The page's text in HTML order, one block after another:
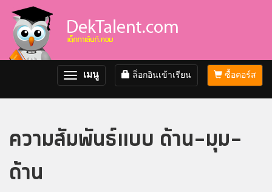
ซื้อคอร์ส
ล็อกอินเข้าเรียน
Toggle
navigation
เมนู
ความสัมพันธ์แบบ ด้าน-มุม-
ด้าน